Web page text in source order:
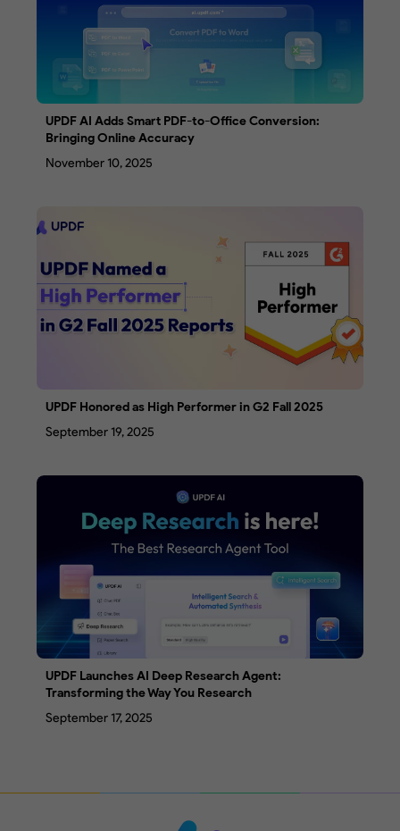
UPDF AI Adds Smart PDF-to-Office Conversion:
Bringing Online Accuracy
November 10, 2025
UPDF Honored as High Performer in G2 Fall 2025
September 19, 2025
UPDF Launches AI Deep Research Agent:
Transforming the Way You Research
September 17, 2025